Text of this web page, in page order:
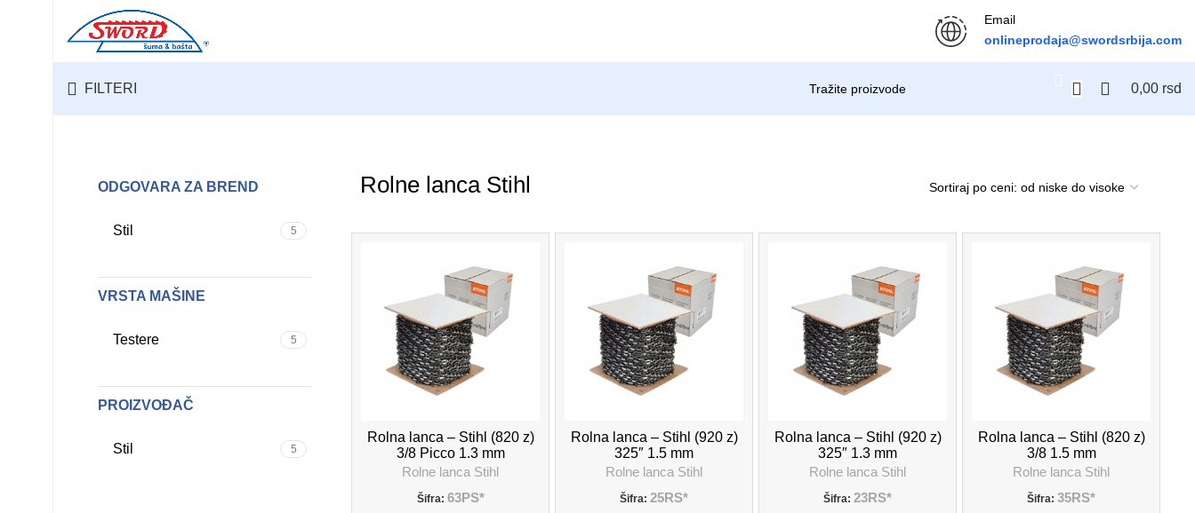
Email
onlineprodaja@swordsrbija.com
FILTERI 0,00 rsd
ODGOVARA ZA BREND
Stil 5
VRSTA MAŠINE
Testere 5
PROIZVOĐAČ
Stil 5
Rolne lanca Stihl
DODAJ U KORPU
Rolna lanca – Stihl (820 z)
3/8 Picco 1.3 mm
Rolne lanca Stihl
Šifra: 63PS*
DODAJ U KORPU
Rolna lanca – Stihl (920 z)
325″ 1.5 mm
Rolne lanca Stihl
Šifra: 25RS*
DODAJ U KORPU
Rolna lanca – Stihl (920 z)
325″ 1.3 mm
Rolne lanca Stihl
Šifra: 23RS*
DODAJ U KORPU
Rolna lanca – Stihl (820 z)
3/8 1.5 mm
Rolne lanca Stihl
Šifra: 35RS*